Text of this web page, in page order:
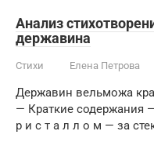
Анализ
державина
Стихи Елена Петрова
Державин вельможа
— Краткие содержания
р и с т а л л о м — за